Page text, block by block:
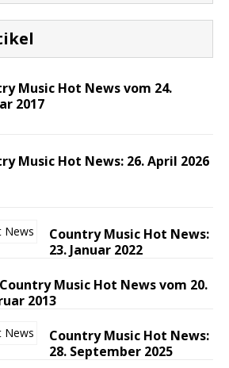
Music Hot News vom 24.
2017
Music Hot News: 26. April 2026
Country Music Hot News:
23. Januar 2022
Music Hot News vom 20.
2013
Country Music Hot News:
28. September 2025